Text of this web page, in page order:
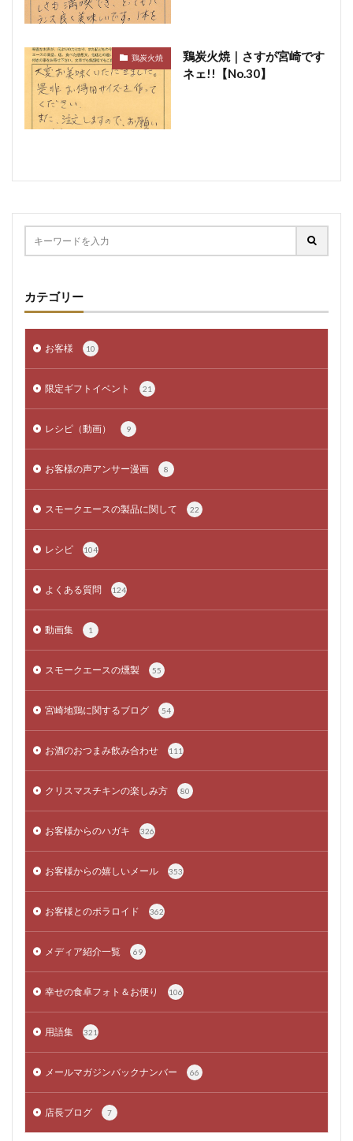
鶏炭火焼
鶏炭火焼｜さすが宮崎です
ネェ!!【No.30】
カテゴリー
お客様 10
限定ギフトイベント 21
レシピ（動画） 9
お客様の声アンサー漫画 8
スモークエースの製品に関して 22
レシピ 104
よくある質問 124
動画集 1
スモークエースの燻製 55
宮崎地鶏に関するブログ 54
お酒のおつまみ飲み合わせ 111
クリスマスチキンの楽しみ方 80
お客様からのハガキ 326
お客様からの嬉しいメール 353
お客様とのポラロイド 362
メディア紹介一覧 69
幸せの食卓フォト＆お便り 106
用語集 321
メールマガジンバックナンバー 66
店長ブログ 7